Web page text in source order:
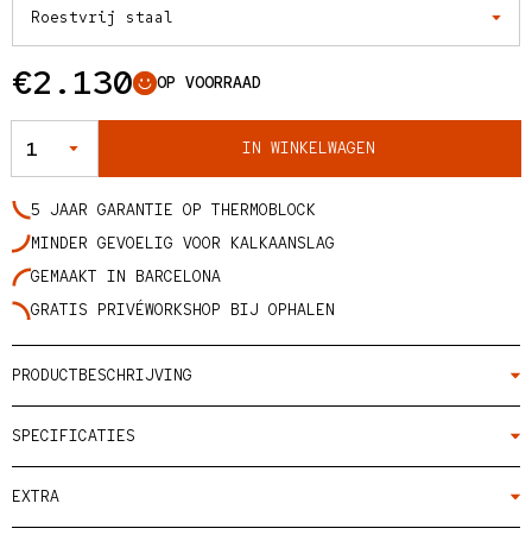
Normale prijs
€2.130 OP VOORRAAD
IN WINKELWAGEN
5 JAAR GARANTIE OP THERMOBLOCK
MINDER GEVOELIG VOOR KALKAANSLAG
GEMAAKT IN BARCELONA
GRATIS PRIVÉWORKSHOP BIJ OPHALEN
PRODUCTBESCHRIJVING
SPECIFICATIES
EXTRA